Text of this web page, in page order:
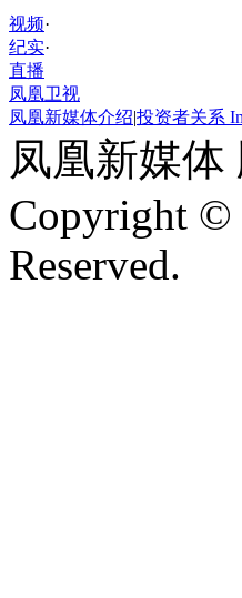
视频·
纪实·
直播
凤凰卫视
凤凰新媒体介绍|投资者关系
凤凰新媒体
Copyright ©
Reserved.